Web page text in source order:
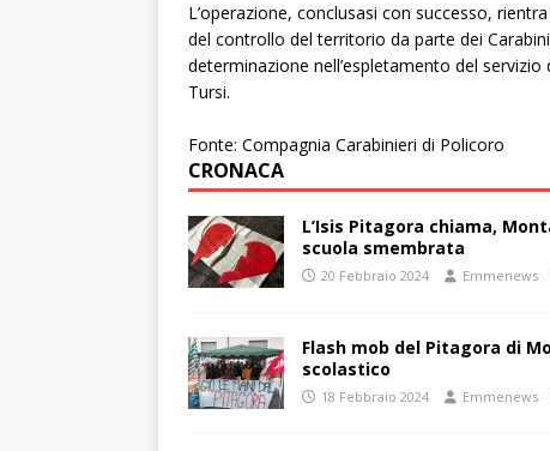
L’operazione, conclusasi con successo,
del controllo del territorio da parte dei
determinazione nell’espletamento del
Tursi.
Fonte: Compagnia Carabinieri di Policoro
CRONACA
L’Isis Pitagora chiama,
scuola smembrata
20 Febbraio 2024 Emmenews
Flash mob del Pitagora di
scolastico
18 Febbraio 2024 Emmenews